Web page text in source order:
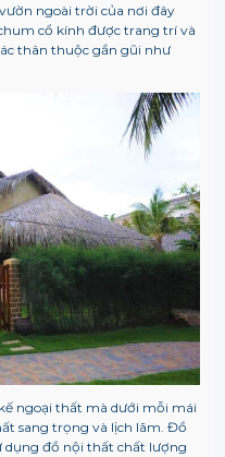
ngoài trời của nơi đây
cổ kính được trang trí và
thân thuộc gần gũi như
ngoại thất mà dưới mỗi mái
sang trọng và lịch lãm. Đồ
đồ nội thất chất lượng